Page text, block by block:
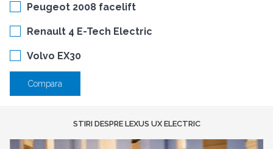
Peugeot 2008 facelift
Renault 4 E-Tech Electric
Volvo EX30
Compara
STIRI DESPRE LEXUS UX ELECTRIC